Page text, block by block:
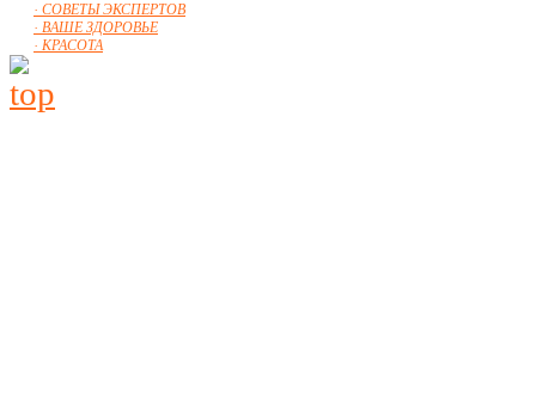
· СОВЕТЫ ЭКСПЕРТОВ
· ВАШЕ ЗДОРОВЬЕ
· КРАСОТА